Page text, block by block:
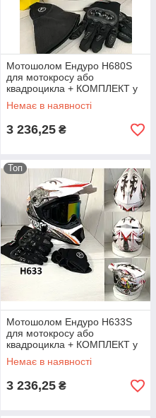
Мотошолом Ендуро H680S
для мотокросу або
квадроцикла + КОМПЛЕКТ у
Подарунок (Окуляри,
Рукавички, Маска)
Немає в наявності
3 236,25 ₴
Топ
Мотошолом Ендуро H633S
для мотокросу або
квадроцикла + КОМПЛЕКТ у
Подарунок (Окуляри,
Рукавички, Маска)
Немає в наявності
3 236,25 ₴